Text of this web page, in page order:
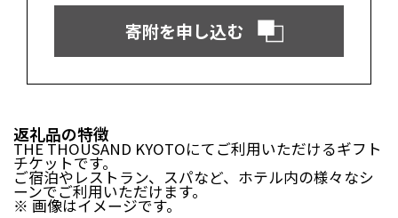
中国エリア
米子市（鳥取県） 倉吉市（鳥取県）
境港市（鳥取県）琴浦町（鳥取県）
日吉津村（鳥取県）大山町（鳥取県）
日南町（鳥取県）
江府町（鳥取県）松江市（島根県）
大田市（島根県）
岡山市（岡山県） 倉敷市（岡山県）
高梁市（岡山県）瀬戸内市（岡山県）
寄附を申し込む
返礼品の特徴
THE THOUSAND KYOTOにてご利用いただけるギフト
チケットです。
ご宿泊やレストラン、スパなど、ホテル内の様々なシ
ーンでご利用いただけます。
※ 画像はイメージです。